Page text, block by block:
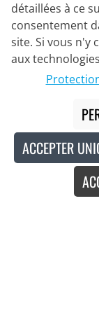
Chat
Mo - Fr: 8:30 -
Partenaire de
détaillées à ce
consentement
site. Si vous n'y
aux
ACCEPTER